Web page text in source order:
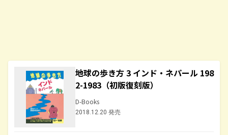
地球の歩き方 3 インド・ネパール 198
2-1983（初版復刻版）
D-Books
2018.12.20 発売